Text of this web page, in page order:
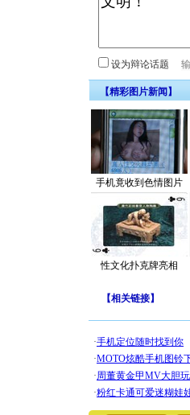
设为辩论话题
【精彩图片新闻】
手机竟收到色情图片
性文化扑克牌亮相
【相关链接】